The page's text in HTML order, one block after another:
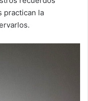
practican la